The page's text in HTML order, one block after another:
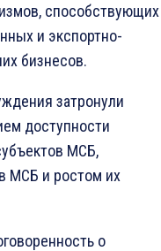
способствующих
и экспортно-
бизнесов.
затронули
доступности
МСБ,
МСБ и ростом их
о